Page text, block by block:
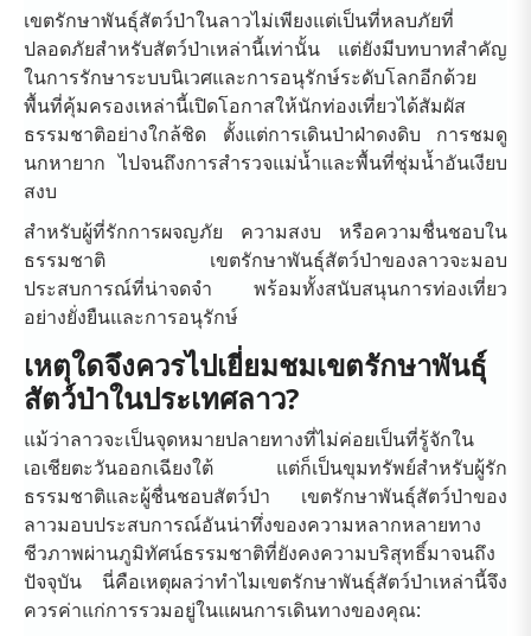
เขตรักษาพันธุ์สัตว์ป่าในลาวไม่เพียงแต่เป็นที่หลบภัยที่
ปลอดภัยสำหรับสัตว์ป่าเหล่านี้เท่านั้น แต่ยังมีบทบาทสำคัญ
ในการรักษาระบบนิเวศและการอนุรักษ์ระดับโลกอีกด้วย
พื้นที่คุ้มครองเหล่านี้เปิดโอกาสให้นักท่องเที่ยวได้สัมผัส
ธรรมชาติอย่างใกล้ชิด ตั้งแต่การเดินป่าฝ่าดงดิบ การชมดู
นกหายาก ไปจนถึงการสำรวจแม่น้ำและพื้นที่ชุ่มน้ำอันเงียบ
สงบ
สำหรับผู้ที่รักการผจญภัย ความสงบ หรือความชื่นชอบใน
ธรรมชาติ เขตรักษาพันธุ์สัตว์ป่าของลาวจะมอบ
ประสบการณ์ที่น่าจดจำ พร้อมทั้งสนับสนุนการท่องเที่ยว
อย่างยั่งยืนและการอนุรักษ์
เหตุใดจึงควรไปเยี่ยมชมเขตรักษาพันธุ์
สัตว์ป่าในประเทศลาว?
แม้ว่าลาวจะเป็นจุดหมายปลายทางที่ไม่ค่อยเป็นที่รู้จักใน
เอเชียตะวันออกเฉียงใต้ แต่ก็เป็นขุมทรัพย์สำหรับผู้รัก
ธรรมชาติและผู้ชื่นชอบสัตว์ป่า เขตรักษาพันธุ์สัตว์ป่าของ
ลาวมอบประสบการณ์อันน่าทึ่งของความหลากหลายทาง
ชีวภาพผ่านภูมิทัศน์ธรรมชาติที่ยังคงความบริสุทธิ์มาจนถึง
ปัจจุบัน นี่คือเหตุผลว่าทำไมเขตรักษาพันธุ์สัตว์ป่าเหล่านี้จึง
ควรค่าแก่การรวมอยู่ในแผนการเดินทางของคุณ: